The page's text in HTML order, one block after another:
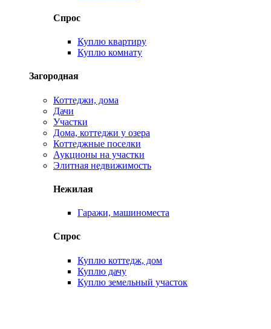
Спрос
Куплю квартиру
Куплю комнату
Загородная
Коттеджи, дома
Дачи
Участки
Дома, коттеджи у озера
Коттеджные поселки
Аукционы на участки
Элитная недвижимость
Нежилая
Гаражи, машиноместа
Спрос
Куплю коттедж, дом
Куплю дачу
Куплю земельный участок